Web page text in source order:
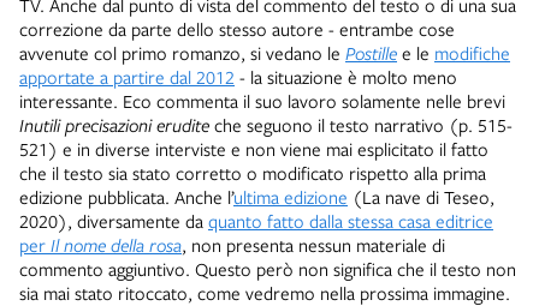
correzione da parte dello stesso autore - entrambe cose
avvenute col primo romanzo, si vedano le Postille e le modifiche
apportate a partire dal 2012 - la situazione è molto meno
interessante. Eco commenta il suo lavoro solamente nelle brevi
Inutili precisazioni erudite che seguono il testo narrativo (p. 515-
521) e in diverse interviste e non viene mai esplicitato il fatto
che il testo sia stato corretto o modificato rispetto alla prima
edizione pubblicata. Anche l’ultima edizione (La nave di Teseo,
2020), diversamente da quanto fatto dalla stessa casa editrice
per Il nome della rosa, non presenta nessun materiale di
commento aggiuntivo. Questo però non significa che il testo non
sia mai stato ritoccato, come vedremo nella prossima immagine.